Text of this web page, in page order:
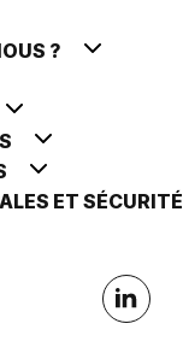
?
ET SÉCURITÉ